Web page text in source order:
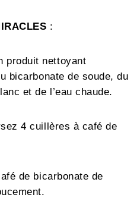
:
produit nettoyant
bicarbonate de soude, du
et de l’eau chaude.
4 cuillères à café de
de bicarbonate de